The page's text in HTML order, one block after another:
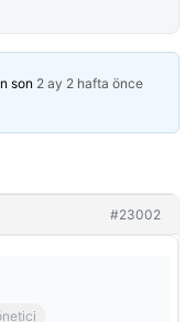
son 2 ay 2 hafta önce
#23002